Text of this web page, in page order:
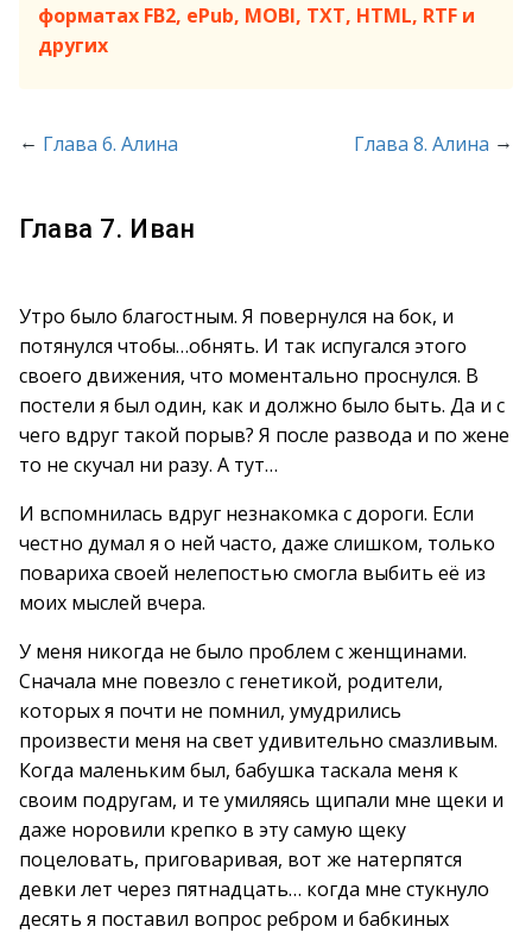
форматах FB2, ePub, MOBI, TXT, HTML, RTF и
других
← Глава 6. Алина Глава 8. Алина →
Глава 7. Иван
Утро было благостным. Я повернулся на бок, и
потянулся чтобы…обнять. И так испугался этого
своего движения, что моментально проснулся. В
постели я был один, как и должно было быть. Да и с
чего вдруг такой порыв? Я после развода и по жене
то не скучал ни разу. А тут…
И вспомнилась вдруг незнакомка с дороги. Если
честно думал я о ней часто, даже слишком, только
повариха своей нелепостью смогла выбить её из
моих мыслей вчера.
У меня никогда не было проблем с женщинами.
Сначала мне повезло с генетикой, родители,
которых я почти не помнил, умудрились
произвести меня на свет удивительно смазливым.
Когда маленьким был, бабушка таскала меня к
своим подругам, и те умиляясь щипали мне щеки и
даже норовили крепко в эту самую щеку
поцеловать, приговаривая, вот же натерпятся
девки лет через пятнадцать… когда мне стукнуло
десять я поставил вопрос ребром и бабкиных